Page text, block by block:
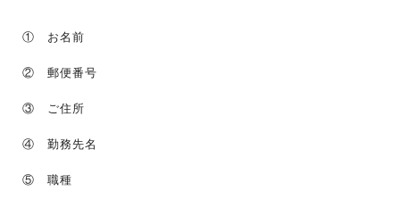
① お名前
② 郵便番号
③ ご住所
④ 勤務先名
⑤ 職種